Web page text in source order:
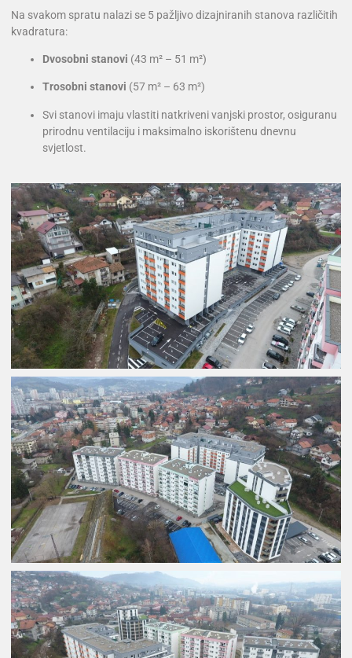
Na svakom spratu nalazi se 5 pažljivo dizajniranih stanova različitih
kvadratura:
Dvosobni stanovi (43 m² – 51 m²)
Trosobni stanovi (57 m² – 63 m²)
Svi stanovi imaju vlastiti natkriveni vanjski prostor, osiguranu
prirodnu ventilaciju i maksimalno iskorištenu dnevnu
svjetlost.